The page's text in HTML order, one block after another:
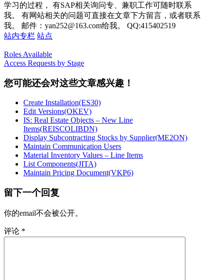
学习的过程， 有SAP相关询问专、兼职工作可随时联系
我。 有网站相关的问题可直接在文章下方留言，或者联系
我。 邮件：yan252@163.com给我。 QQ:415402519
站内专栏 站点
Roles Available
Access Requests by Stage
您可能还会对这些文章感兴趣！
Create Installation(ES30)
Edit Versions(OKEV)
IS: Real Estate Objects – New Line
Items(REISCOLIBDN)
Display Subcontracting Stocks by Supplier(ME2ON)
Maintain Communication Users
Material Inventory Values – Line Items
List Components(JITA)
Maintain Pricing Document(VKP6)
留下一个回复
你的email不会被公开。
评论 *